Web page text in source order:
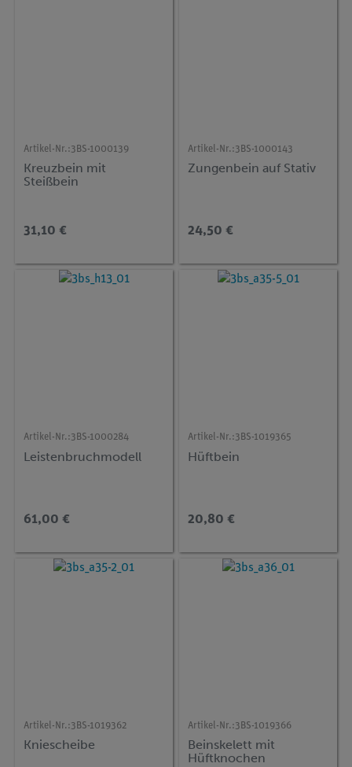
Artikel-Nr.:3BS-1000139
Kreuzbein mit
Steißbein
31,10 €
Artikel-Nr.:3BS-1000143
Zungenbein auf Stativ
24,50 €
Artikel-Nr.:3BS-1000284
Leistenbruchmodell
61,00 €
Artikel-Nr.:3BS-1019365
Hüftbein
20,80 €
Artikel-Nr.:3BS-1019362
Kniescheibe
Artikel-Nr.:3BS-1019366
Beinskelett mit
Hüftknochen